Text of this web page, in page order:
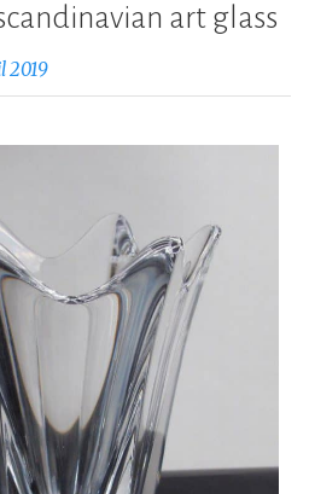
art glass
2019